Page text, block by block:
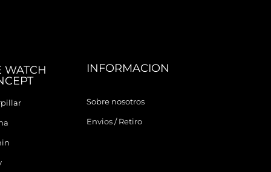
WATCH
INFORMACION
Sobre nosotros
Envios / Retiro